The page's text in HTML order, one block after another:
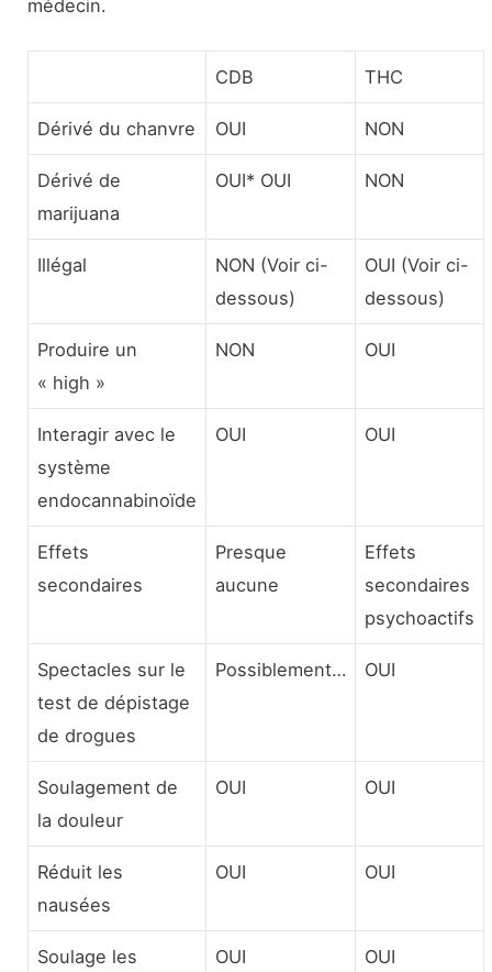
médecin.
CDB THC
Dérivé du chanvre OUI NON
Dérivé de
marijuana
OUI* OUI NON
Illégal
NON (Voir ci-
dessous)
OUI (Voir ci-
dessous)
Produire un
« high »
NON OUI
Interagir avec le
système
endocannabinoïde
OUI OUI
Effets
secondaires
Presque
aucune
Effets
secondaires
psychoactifs
Spectacles sur le
test de dépistage
de drogues
Possiblement… OUI
Soulagement de
la douleur
OUI OUI
Réduit les
nausées
OUI OUI
Soulage les
OUI OUI